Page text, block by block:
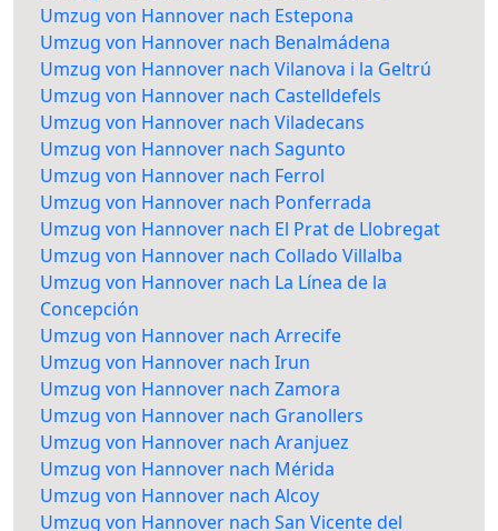
Umzug von Hannover nach Estepona
Umzug von Hannover nach Benalmádena
Umzug von Hannover nach Vilanova i la Geltrú
Umzug von Hannover nach Castelldefels
Umzug von Hannover nach Viladecans
Umzug von Hannover nach Sagunto
Umzug von Hannover nach Ferrol
Umzug von Hannover nach Ponferrada
Umzug von Hannover nach El Prat de Llobregat
Umzug von Hannover nach Collado Villalba
Umzug von Hannover nach La Línea de la
Concepción
Umzug von Hannover nach Arrecife
Umzug von Hannover nach Irun
Umzug von Hannover nach Zamora
Umzug von Hannover nach Granollers
Umzug von Hannover nach Aranjuez
Umzug von Hannover nach Mérida
Umzug von Hannover nach Alcoy
Umzug von Hannover nach San Vicente del